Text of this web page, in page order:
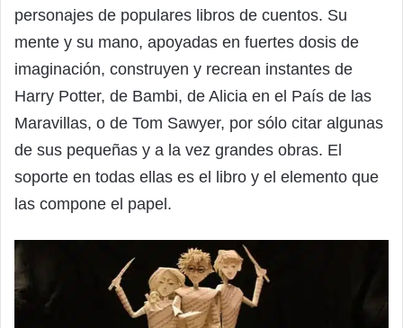
personajes de populares libros de cuentos. Su
mente y su mano, apoyadas en fuertes dosis de
imaginación, construyen y recrean instantes de
Harry Potter, de Bambi, de Alicia en el País de las
Maravillas, o de Tom Sawyer, por sólo citar algunas
de sus pequeñas y a la vez grandes obras. El
soporte en todas ellas es el libro y el elemento que
las compone el papel.